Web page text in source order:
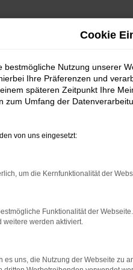
bestimmter Seiten
beheben.
auf dem neuesten
Cookie
bestmögliche Nutzung unserer
Ihre Präferenzen und
späteren Zeitpunkt Ihre
zum Umfang der
von uns eingesetzt:
um die Kernfunktionalität der
Funktionalität der
weitere werden aktiviert.
es uns, die Nutzung der Webseite zu